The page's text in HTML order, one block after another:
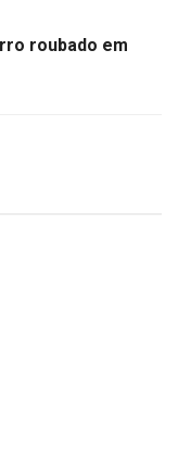
roubado em